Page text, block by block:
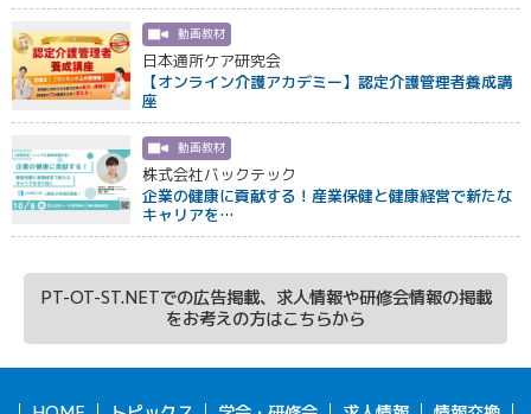
動画教材
日本通所ケア研究会
【オンライン介護アカデミー】認定介護管理者養成講
座
動画教材
株式会社バックテック
企業の健康に貢献する！産業保健と健康経営で新たな
キャリアを…
PT-OT-ST.NETでの広告掲載、求人情報や研修会情報の掲載
をお考えの方はこちらから